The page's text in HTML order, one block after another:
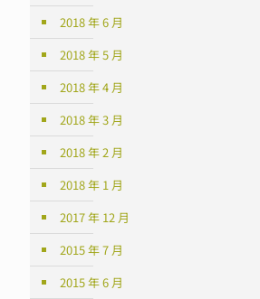
2018 年 6 月
2018 年 5 月
2018 年 4 月
2018 年 3 月
2018 年 2 月
2018 年 1 月
2017 年 12 月
2015 年 7 月
2015 年 6 月